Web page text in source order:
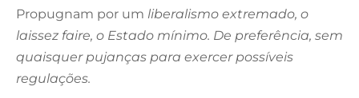
Propugnam por um liberalismo extremado, o
laissez faire, o Estado mínimo. De preferência, sem
quaisquer pujanças para exercer possíveis
regulações.